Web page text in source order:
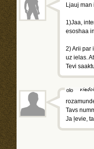
Ljauj man
1)Jaa,
esoshaa
2) Arii par
uz ielas.
Tevi
olo
Tavs
Ja ļevie,